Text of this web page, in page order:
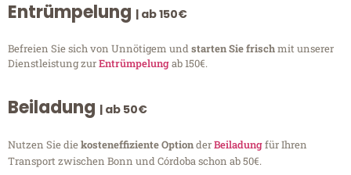
Entrümpelung | ab 150€
Befreien Sie sich von Unnötigem undstarten Sie frischmit unserer
Dienstleistung zurEntrümpelungab 150€.
Beiladung | ab 50€
Nutzen Sie diekosteneffiziente OptionderBeiladungfür Ihren
Transport zwischen Bonn und Córdoba schon ab 50€.